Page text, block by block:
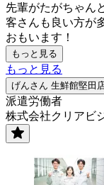
先輩がたがちゃん
客さんも良い方が
おもいます！
もっと見る
もっと見る
げんさん 生鮮館堅田
派遣労働者
株式会社クリアビ